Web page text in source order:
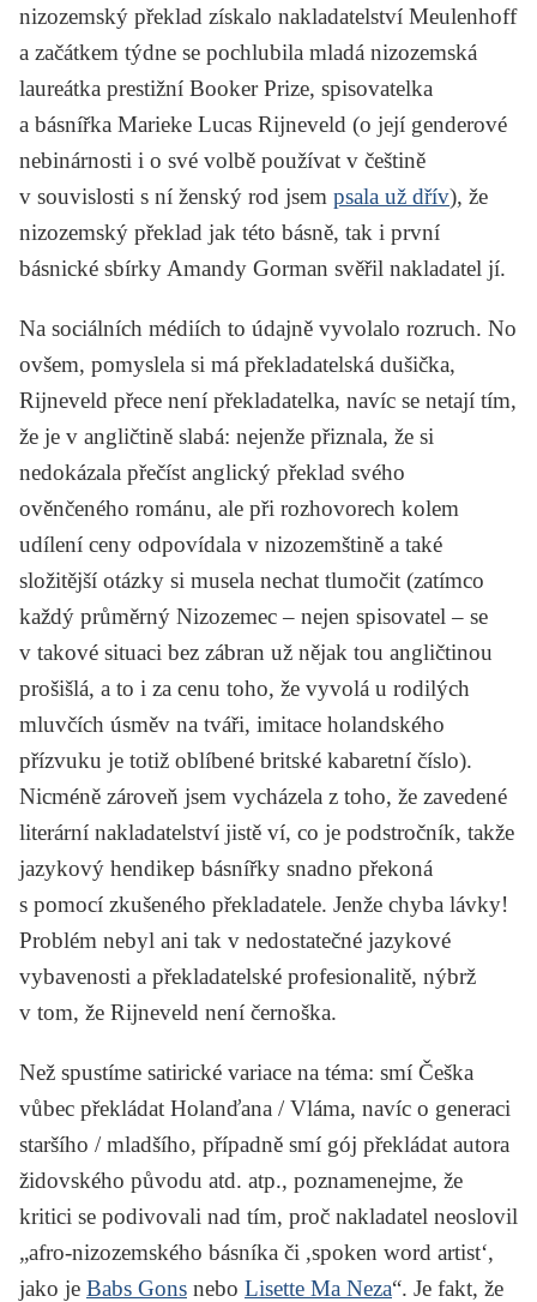
nizozemský překlad získalo nakladatelství Meulenhoff
a začátkem týdne se pochlubila mladá nizozemská
laureátka prestižní Booker Prize, spisovatelka
a básnířka Marieke Lucas Rijneveld (o její genderové
nebinárnosti i o své volbě používat v češtině
v souvislosti s ní ženský rod jsem psala už dřív), že
nizozemský překlad jak této básně, tak i první
básnické sbírky Amandy Gorman svěřil nakladatel jí.
Na sociálních médiích to údajně vyvolalo rozruch. No
ovšem, pomyslela si má překladatelská dušička,
Rijneveld přece není překladatelka, navíc se netají tím,
že je v angličtině slabá: nejenže přiznala, že si
nedokázala přečíst anglický překlad svého
ověnčeného románu, ale při rozhovorech kolem
udílení ceny odpovídala v nizozemštině a také
složitější otázky si musela nechat tlumočit (zatímco
každý průměrný Nizozemec – nejen spisovatel – se
v takové situaci bez zábran už nějak tou angličtinou
prošišlá, a to i za cenu toho, že vyvolá u rodilých
mluvčích úsměv na tváři, imitace holandského
přízvuku je totiž oblíbené britské kabaretní číslo).
Nicméně zároveň jsem vycházela z toho, že zavedené
literární nakladatelství jistě ví, co je podstročník, takže
jazykový hendikep básnířky snadno překoná
s pomocí zkušeného překladatele. Jenže chyba lávky!
Problém nebyl ani tak v nedostatečné jazykové
vybavenosti a překladatelské profesionalitě, nýbrž
v tom, že Rijneveld není černoška.
Než spustíme satirické variace na téma: smí Češka
vůbec překládat Holanďana / Vláma, navíc o generaci
staršího / mladšího, případně smí gój překládat autora
židovského původu atd. atp., poznamenejme, že
kritici se podivovali nad tím, proč nakladatel neoslovil
„afro-nizozemského básníka či ,spoken word artist‘,
jako je Babs Gons nebo Lisette Ma Neza“. Je fakt, že